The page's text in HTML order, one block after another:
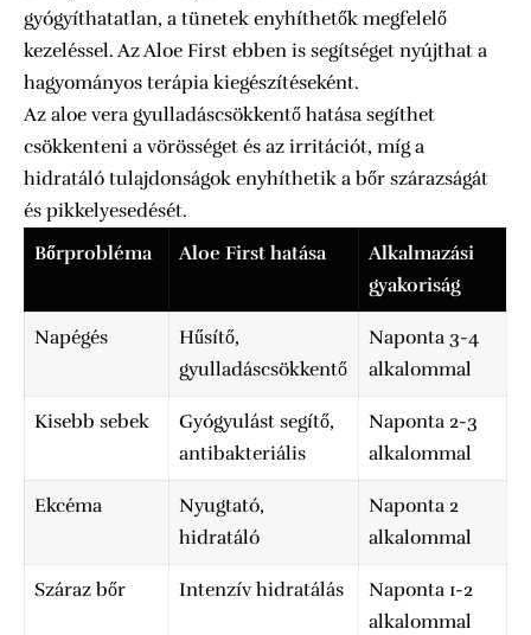
gyógyíthatatlan, a tünetek enyhíthetők megfelelő
kezeléssel. Az Aloe First ebben is segítséget nyújthat a
hagyományos terápia kiegészítéseként.
Az aloe vera gyulladáscsökkentő hatása segíthet
csökkenteni a vörösséget és az irritációt, míg a
hidratáló tulajdonságok enyhíthetik a bőr szárazságát
és pikkelyesedését.
Bőrprobléma
Aloe First hatása
Alkalmazási
gyakoriság
Napégés
Hűsítő,
gyulladáscsökkentő
Naponta 3-4
alkalommal
Kisebb sebek
Gyógyulást segítő,
antibakteriális
Naponta 2-3
alkalommal
Ekcéma
Nyugtató,
hidratáló
Naponta 2
alkalommal
Száraz bőr Intenzív hidratálás
Naponta 1-2
alkalommal